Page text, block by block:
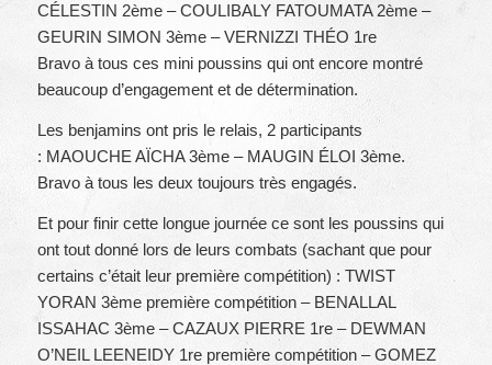
CÉLESTIN 2ème – COULIBALY FATOUMATA 2ème –
GEURIN SIMON 3ème – VERNIZZI THÉO 1re
Bravo à tous ces mini poussins qui ont encore montré
beaucoup d’engagement et de détermination.
Les benjamins ont pris le relais, 2 participants
: MAOUCHE AÏCHA 3ème – MAUGIN ÉLOI 3ème.
Bravo à tous les deux toujours très engagés.
Et pour finir cette longue journée ce sont les poussins qui
ont tout donné lors de leurs combats (sachant que pour
certains c’était leur première compétition) : TWIST
YORAN 3ème première compétition – BENALLAL
ISSAHAC 3ème – CAZAUX PIERRE 1re – DEWMAN
O’NEIL LEENEIDY 1re première compétition – GOMEZ